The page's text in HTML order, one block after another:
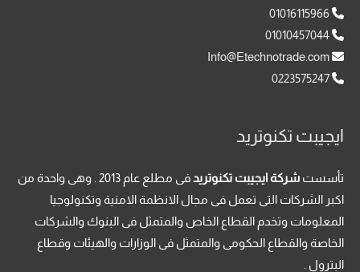
01016115966
01010457044
0223575247
ايجيبت تكنوتريد
تأسست شركة ايجيبت تكنوتريد
فى مطلع عام 2013 . وهى واحدة من
اكبر الشركات التى تعمل فى مجال الانظمة الامنية وتكنولوجيا
المعلومات وتخدم القطاع الخاص والمتمثل فى البنوك والشركات
الخاصة والقطاع الحكومى والمتمثل فى الوزارات والهيئات وقطاع
البترول .